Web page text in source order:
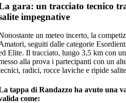
gara: un tracciato tecnico
impegnative
un meteo incerto, la
, seguiti dalle categorie
Elite. Il tracciato, lungo3,5 km con
alla prova i partecipanti con un
radici, rocce laviche e ripide salite
tappa diRandazzo ha avuto una
come: